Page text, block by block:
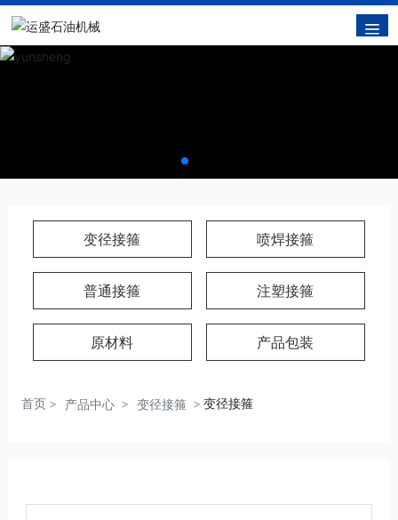
变径接箍 喷焊接箍
普通接箍 注塑接箍
原材料 产品包装
首页 产品中心 变径接箍 变径接箍